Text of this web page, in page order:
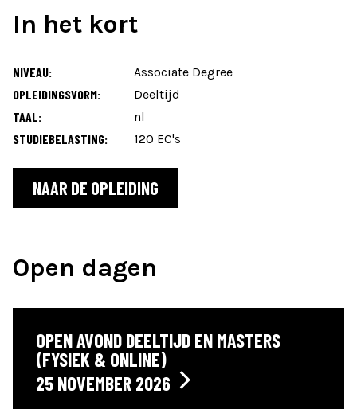
In het kort
NIVEAU:
Associate Degree
OPLEIDINGSVORM:
Deeltijd
TAAL:
nl
STUDIEBELASTING:
120 EC's
NAAR DE OPLEIDING
Open dagen
OPEN AVOND DEELTIJD EN MASTERS
(FYSIEK & ONLINE)
25 NOVEMBER 2026